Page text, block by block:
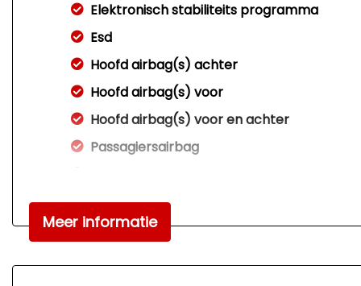
Elektronisch stabiliteits programma
Esd
Hoofd airbag(s) achter
Hoofd airbag(s) voor
Hoofd airbag(s) voor en achter
Passagiersairbag
Zij airbag(s) voor
Meer informatie